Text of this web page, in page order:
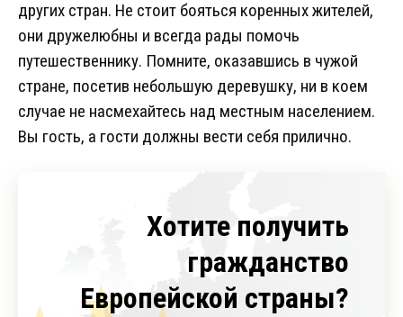
других стран. Не стоит бояться коренных жителей,
они дружелюбны и всегда рады помочь
путешественнику. Помните, оказавшись в чужой
стране, посетив небольшую деревушку, ни в коем
случае не насмехайтесь над местным населением.
Вы гость, а гости должны вести себя прилично.
Хотите получить
гражданство
Европейской страны?